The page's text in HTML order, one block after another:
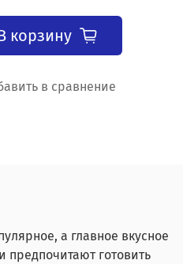
в сравнение
корзину
а главное вкусное
предпочитают готовить